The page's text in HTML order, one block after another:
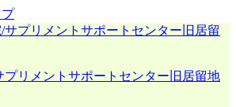
プリメントサポートセンター旧居留地